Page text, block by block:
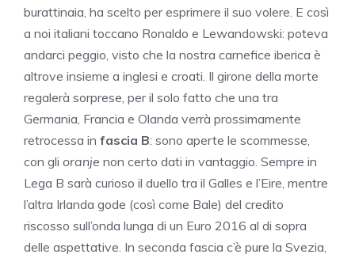
burattinaia, ha scelto per esprimere il suo volere. E così
a noi italiani toccano Ronaldo e Lewandowski: poteva
andarci peggio, visto che la nostra carnefice iberica è
altrove insieme a inglesi e croati. Il girone della morte
regalerà sorprese, per il solo fatto che una tra
Germania, Francia e Olanda verrà prossimamente
retrocessa in fascia B: sono aperte le scommesse,
con gli oranje non certo dati in vantaggio. Sempre in
Lega B sarà curioso il duello tra il Galles e l’Eire, mentre
l’altra Irlanda gode (così come Bale) del credito
riscosso sull’onda lunga di un Euro 2016 al di sopra
delle aspettative. In seconda fascia c’è pure la Svezia,